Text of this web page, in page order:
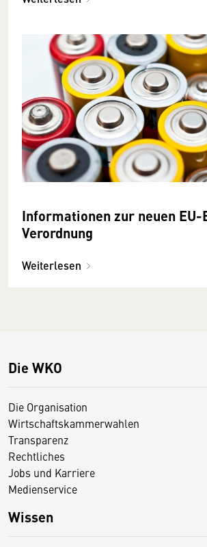
Informationen zur neuen
Verordnung
Weiterlesen
Die WKO
Die Organisation
Wirtschaftskammerwahlen
Transparenz
Rechtliches
Jobs und Karriere
Medienservice
Wissen